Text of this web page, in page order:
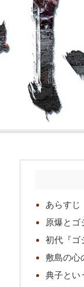
あらすじ
原爆とゴ
初代『ゴ
敷島の心
典子とい